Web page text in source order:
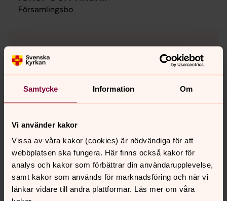
Samtycke Information Om
Vi använder kakor
Vissa av våra kakor (cookies) är nödvändiga för att
webbplatsen ska fungera. Här finns också kakor för
analys och kakor som förbättrar din användarupplevelse,
samt kakor som används för marknadsföring och när vi
länkar vidare till andra plattformar. Läs mer om våra
Församlingsbo
Bildspel från parken
Bildspelet nedan är ett axplock från vad som hänt
under året/åren. Följ oss gärna på
Facebook
Instagram så du inte missar något!